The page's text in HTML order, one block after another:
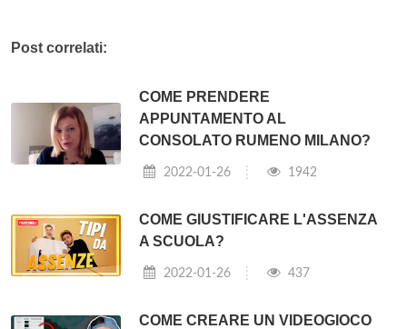
Post correlati:
COME PRENDERE
APPUNTAMENTO AL
CONSOLATO RUMENO MILANO?
2022-01-26 1942
COME GIUSTIFICARE L'ASSENZA
A SCUOLA?
2022-01-26 437
COME CREARE UN VIDEOGIOCO